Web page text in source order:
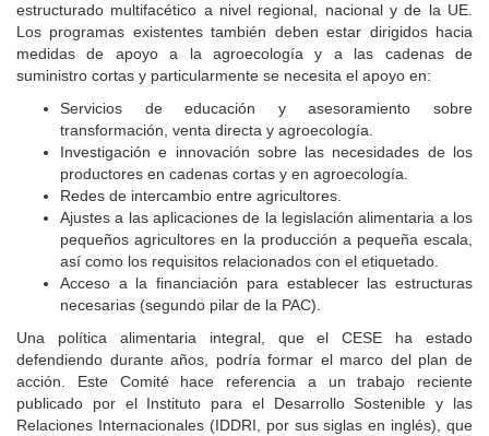
estructurado multifacético a nivel regional, nacional y de la UE.
Los programas existentes también deben estar dirigidos hacia
medidas de apoyo a la agroecología y a las cadenas de
suministro cortas y particularmente se necesita el apoyo en:
Servicios de educación y asesoramiento sobre
transformación, venta directa y agroecología.
Investigación e innovación sobre las necesidades de los
productores en cadenas cortas y en agroecología.
Redes de intercambio entre agricultores.
Ajustes a las aplicaciones de la legislación alimentaria a los
pequeños agricultores en la producción a pequeña escala,
así como los requisitos relacionados con el etiquetado.
Acceso a la financiación para establecer las estructuras
necesarias (segundo pilar de la PAC).
Una política alimentaria integral, que el CESE ha estado
defendiendo durante años, podría formar el marco del plan de
acción. Este Comité hace referencia a un trabajo reciente
publicado por el Instituto para el Desarrollo Sostenible y las
Relaciones Internacionales (IDDRI, por sus siglas en inglés), que